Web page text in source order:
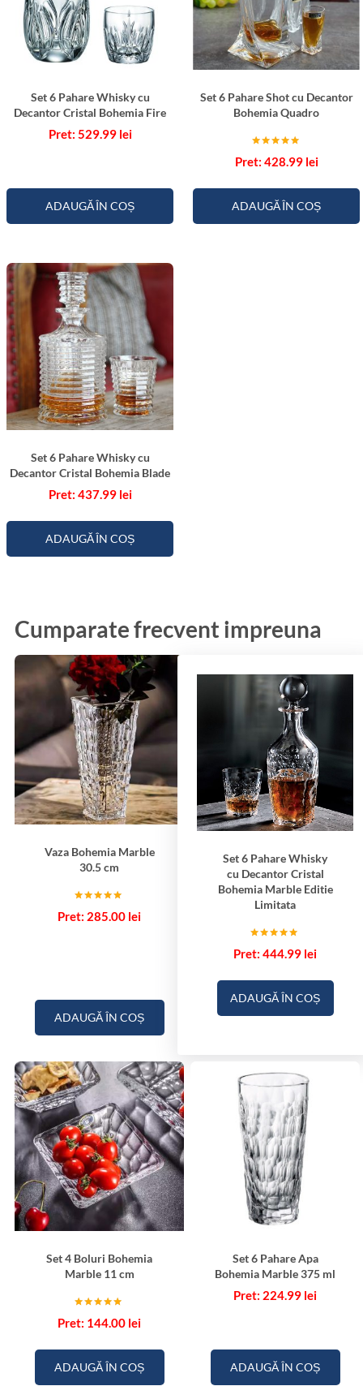
a
a
M
a
b
l
e
L
i
m
i
t
a
t
a
Set 6 Pahare Whisky cu
Decantor Cristal Bohemia Fire
529.99 lei
ADAUGĂ ÎN COȘ
Set 6 Pahare Shot cu Decantor
Bohemia Quadro
5.00
428.99 lei
ADAUGĂ ÎN COȘ
Set 6 Pahare Whisky cu
Decantor Cristal Bohemia Blade
437.99 lei
ADAUGĂ ÎN COȘ
Cumparate frecvent impreuna
Vaza Bohemia Marble
30.5 cm
5.00
285.00 lei
ADAUGĂ ÎN COȘ
Set 6 Pahare Whisky
cu Decantor Cristal
Bohemia Marble Editie
Limitata
5.00
444.99 lei
ADAUGĂ ÎN COȘ
Set 4 Boluri Bohemia
Marble 11 cm
5.00
144.00 lei
ADAUGĂ ÎN COȘ
Set 6 Pahare Apa
Bohemia Marble 375 ml
224.99 lei
ADAUGĂ ÎN COȘ